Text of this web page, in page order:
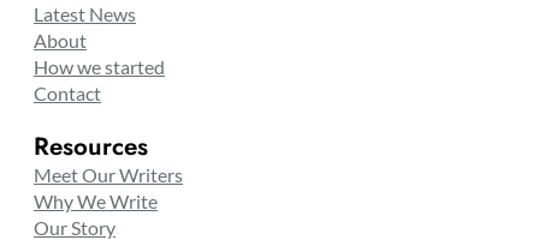
Latest News
About
How we started
Contact
Resources
Meet Our Writers
Why We Write
Our Story